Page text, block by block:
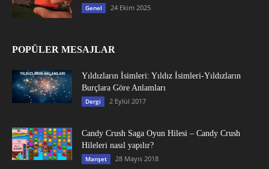
Genel 24 Ekim 2025
POPÜLER MESAJLAR
Yıldızların İsimleri: Yıldız İsimleri-Yıldızların
Burçlara Göre Anlamları
Dergi 2 Eylül 2017
Candy Crush Saga Oyun Hilesi – Candy Crush
Hileleri nasıl yapılır?
Manşet 28 Mayıs 2018